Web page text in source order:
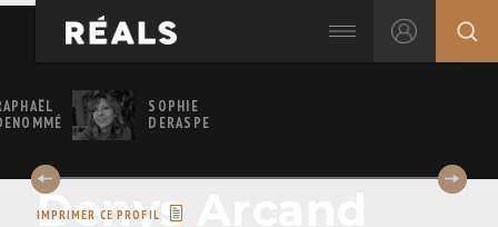
SOPHIE
DERASPE
Denys Arcand
IMPRIMER CE PROFIL